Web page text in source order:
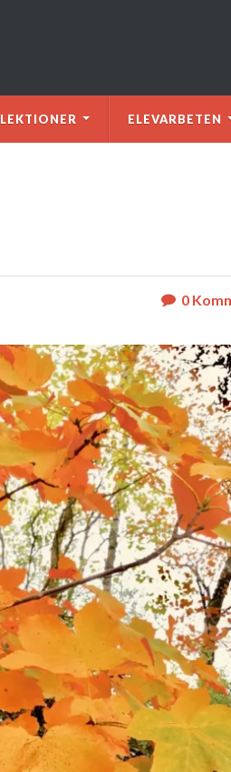
LEKTIONER ELEVARBETEN
0